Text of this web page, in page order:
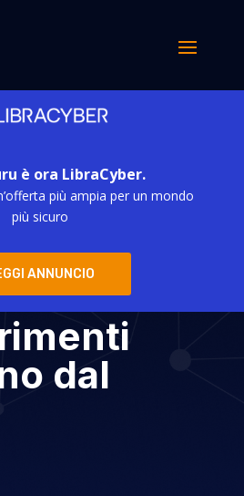
è ora LibraCyber.
più ampia per un mondo
più sicuro
ANNUNCIO
Gli
dal